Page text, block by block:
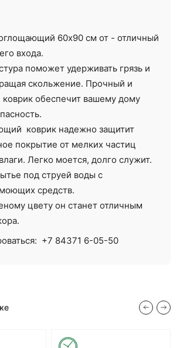
60х90 см от - отличный
входа.
поможет удерживать грязь и
скольжение. Прочный и
коврик обеспечит вашему дому
коврик надежно защитит
покрытие от мелких частиц
Легко моется, долго служит.
под струей воды с
средств.
цвету он станет отличным
+7 84371 6-05-50